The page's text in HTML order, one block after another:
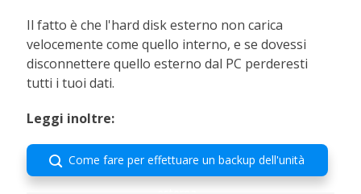
Il fatto è che l'hard disk esterno non carica
velocemente come quello interno, e se dovessi
disconnettere quello esterno dal PC perderesti
tutti i tuoi dati.
Leggi inoltre:
 Come fare per effettuare un backup dell'unità